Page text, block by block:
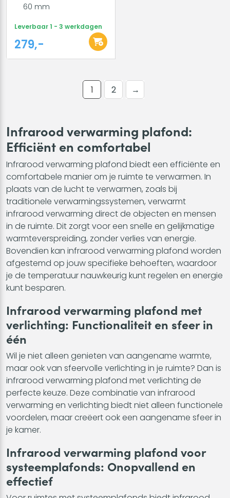
60 mm
Leverbaar 1 - 3 werkdagen
279,-
1 2 →
Infrarood verwarming plafond:
Efficiënt en comfortabel
Infrarood verwarming plafond biedt een efficiënte en
comfortabele manier om je ruimte te verwarmen. In
plaats van de lucht te verwarmen, zoals bij
traditionele verwarmingssystemen, verwarmt
infrarood verwarming direct de objecten en mensen
in de ruimte. Dit zorgt voor een snelle en gelijkmatige
warmteverspreiding, zonder verlies van energie.
Bovendien kan infrarood verwarming plafond worden
afgestemd op jouw specifieke behoeften, waardoor
je de temperatuur nauwkeurig kunt regelen en energie
kunt besparen.
Infrarood verwarming plafond met
verlichting: Functionaliteit en sfeer in
één
Wil je niet alleen genieten van aangename warmte,
maar ook van sfeervolle verlichting in je ruimte? Dan is
infrarood verwarming plafond met verlichting de
perfecte keuze. Deze combinatie van infrarood
verwarming en verlichting biedt niet alleen functionele
voordelen, maar creëert ook een aangename sfeer in
je kamer.
Infrarood verwarming plafond voor
systeemplafonds: Onopvallend en
effectief